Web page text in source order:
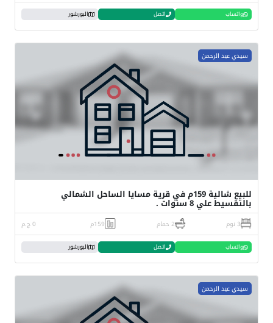
واتساب اتصل البورشور
سيدي عبد الرحمن
للبيع شالية 159م في قرية مسايا الساحل الشمالي
بالتقسيط علي 8 سنوات .
3 نوم 2 حمام 159م 0 ج.م
واتساب اتصل البورشور
سيدي عبد الرحمن